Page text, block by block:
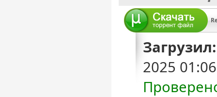
Загрузил:
2025